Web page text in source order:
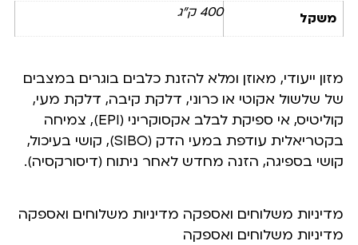
משקל 400 ק"ג
מזון ייעודי, מאוזן ומלא להזנת כלבים בוגרים במצבים
של שלשול אקוטי או כרוני, דלקת קיבה, דלקת מעי,
קוליטיס, אי ספיקת לבלב אקסוקריני (EPI), צמיחה
בקטריאלית עודפת במעי הדק (SIBO), קושי בעיכול,
קושי בספיגה, הזנה מחדש לאחר ניתוח (דיסורקסיה).
מדיניות משלוחים ואספקה מדיניות משלוחים ואספקה
מדיניות משלוחים ואספקה